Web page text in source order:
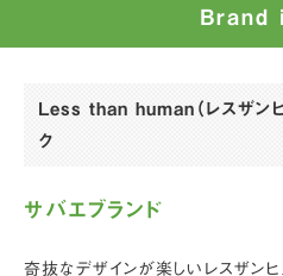
Brand
Less than human（レスザン
ク
サバエブランド
奇抜なデザインが楽しいレスザンヒ